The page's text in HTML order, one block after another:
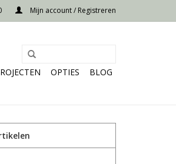
Mijn account / Registreren
OPTIES BLOG